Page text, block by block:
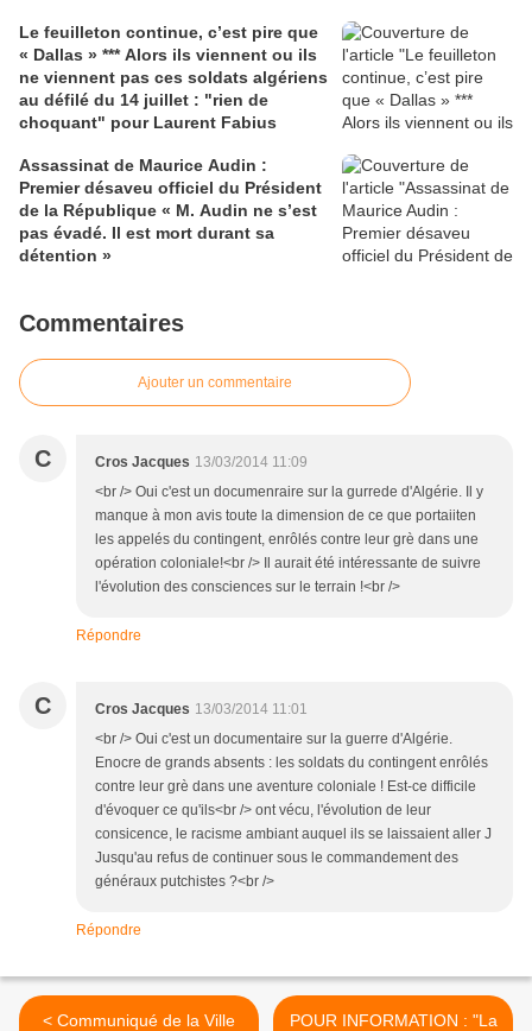
Le feuilleton continue, c’est pire que
« Dallas » *** Alors ils viennent ou ils
ne viennent pas ces soldats algériens
au défilé du 14 juillet : "rien de
choquant" pour Laurent Fabius
Assassinat de Maurice Audin :
Premier désaveu officiel du Président
de la République « M. Audin ne s’est
pas évadé. Il est mort durant sa
détention »
Commentaires
Ajouter un commentaire
C Cros Jacques 13/03/2014 11:09
<br /> Oui c'est un documenraire sur la gurrede d'Algérie. Il y
manque à mon avis toute la dimension de ce que portaiiten
les appelés du contingent, enrôlés contre leur grè dans une
opération coloniale!<br /> Il aurait été intéressante de suivre
l'évolution des consciences sur le terrain !<br />
Répondre
C Cros Jacques 13/03/2014 11:01
<br /> Oui c'est un documentaire sur la guerre d'Algérie.
Enocre de grands absents : les soldats du contingent enrôlés
contre leur grè dans une aventure coloniale ! Est-ce difficile
d'évoquer ce qu'ils<br /> ont vécu, l'évolution de leur
consicence, le racisme ambiant auquel ils se laissaient aller J
Jusqu'au refus de continuer sous le commandement des
généraux putchistes ?<br />
Répondre
< Communiqué de la Ville
POUR INFORMATION : "La